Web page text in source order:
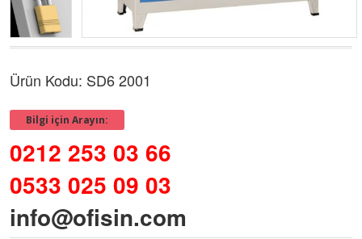
Ürün Kodu: SD6 2001
Bilgi için Arayın:
0212 253 03 66
0533 025 09 03
info@ofisin.com